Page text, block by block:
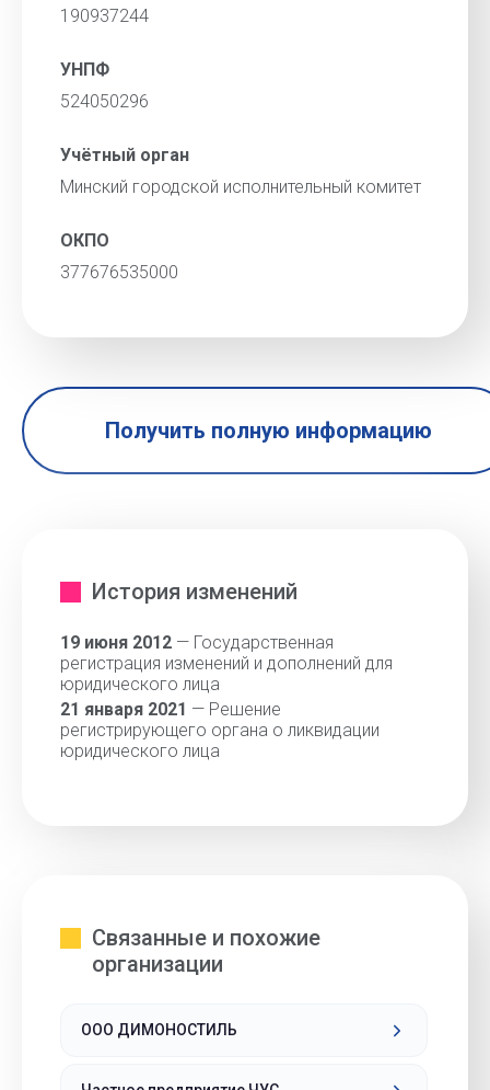
190937244
УНПФ
524050296
Учётный орган
Минский городской исполнительный комитет
ОКПО
377676535000
Получить полную информацию
История изменений
19 июня 2012 — Государственная
регистрация изменений и дополнений для
юридического лица
21 января 2021 — Решение
регистрирующего органа о ликвидации
юридического лица
Связанные и похожие
организации
ООО ДИМОНОСТИЛЬ